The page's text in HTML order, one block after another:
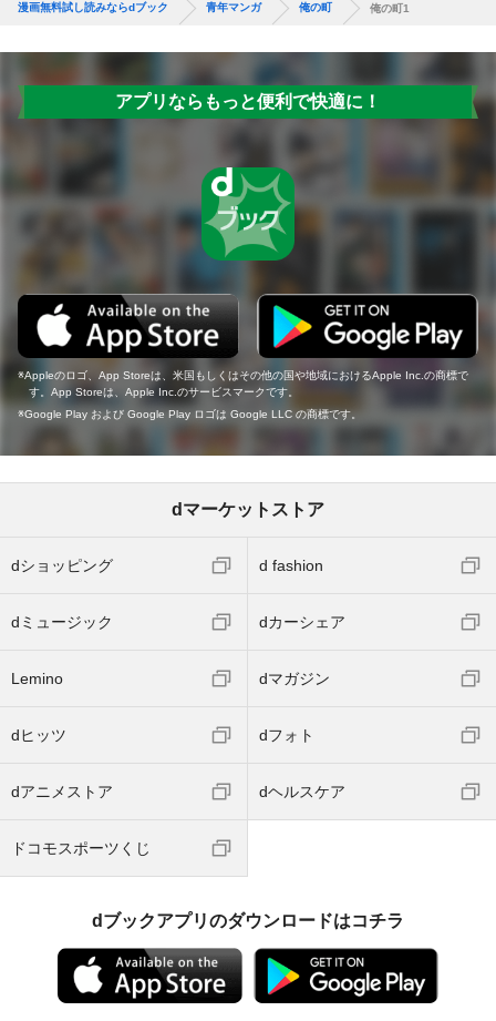
漫画無料試し読みならdブック 青年マンガ 俺の町 俺の町1
アプリならもっと便利で快適に！
Appleのロゴ、App Storeは、米国もしくはその他の国や地域におけるApple Inc.の商標で
す。App Storeは、Apple Inc.のサービスマークです。
Google Play および Google Play ロゴは Google LLC の商標です。
dマーケットストア
dショッピング d fashion
dミュージック dカーシェア
Lemino dマガジン
dヒッツ dフォト
dアニメストア dヘルスケア
ドコモスポーツくじ
dブックアプリのダウンロードはコチラ